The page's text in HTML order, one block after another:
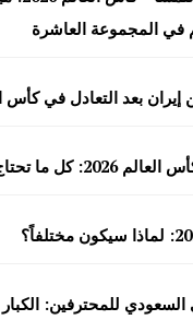
في المجموعة العاشرة
بعد التعادل في كأس
كل ما تحتاج معرفته
للمحترفين: الكبار